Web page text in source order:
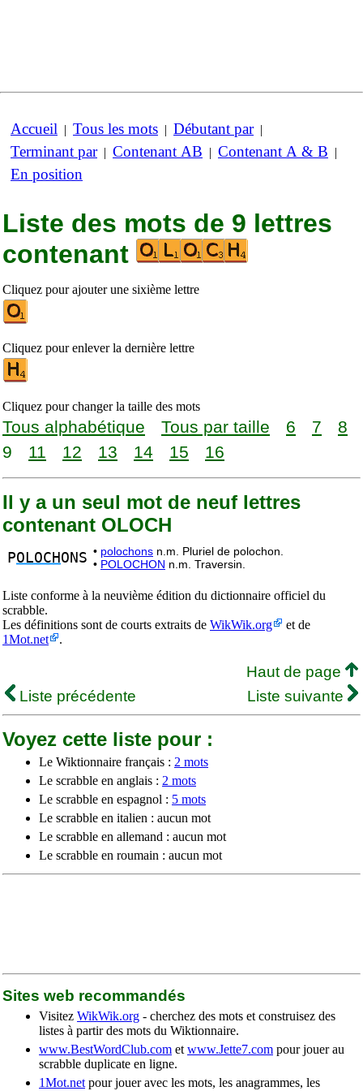
Accueil | Tous les mots | Débutant par|
Terminant par| Contenant AB | Contenant A & B |
En position
Liste des mots de 9 lettres
contenant
Cliquez pour ajouter une sixième lettre
Cliquez pour enlever la dernière lettre
Cliquez pour changer la taille des mots
Tous alphabétique Tous par taille 6 7
8
9
11 12 13 14 15 16
Il y a un seul mot de neuf lettres
contenant OLOCH
POLOCH ONS • polochons n.m. Pluriel de polochon.
• POLOCHON n.m. Traversin.
Liste conforme à la neuvième édition du dictionnaire officiel du
scrabble.
Les définitions sont de courts extraits de WikWik.org
et de
1Mot.net
.
Haut de page
Liste précédente
Liste suivante
Voyez cette liste pour :
Le Wiktionnaire français : 2 mots
Le scrabble en anglais : 2 mots
Le scrabble en espagnol : 5 mots
Le scrabble en italien : aucun mot
Le scrabble en allemand : aucun mot
Le scrabble en roumain : aucun mot
Sites web recommandés
Visitez WikWik.org - cherchez des mots et construisez des
listes à partir des mots du Wiktionnaire.
www.BestWordClub.com et www.Jette7.com pour jouer au
scrabble duplicate en ligne.
1Mot.net pour jouer avec les mots, les anagrammes, les